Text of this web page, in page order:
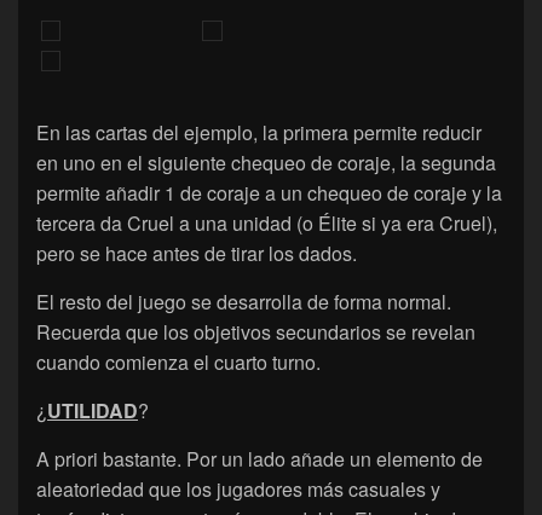
En las cartas del ejemplo, la primera permite reducir
en uno en el siguiente chequeo de coraje, la segunda
permite añadir 1 de coraje a un chequeo de coraje y la
tercera da Cruel a una unidad (o Élite si ya era Cruel),
pero se hace antes de tirar los dados.
El resto del juego se desarrolla de forma normal.
Recuerda que los objetivos secundarios se revelan
cuando comienza el cuarto turno.
¿UTILIDAD?
A priori bastante. Por un lado añade un elemento de
aleatoriedad que los jugadores más casuales y